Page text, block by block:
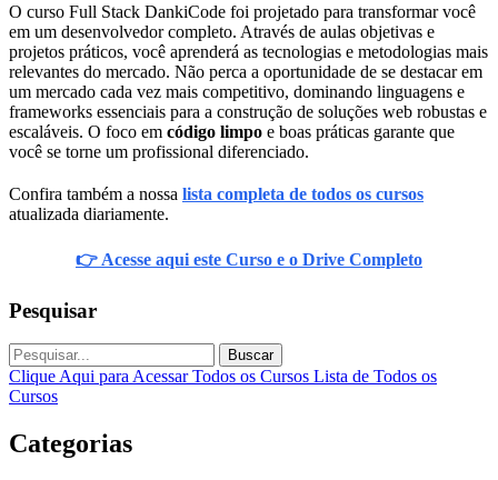
O curso Full Stack DankiCode foi projetado para transformar você
em um desenvolvedor completo. Através de aulas objetivas e
projetos práticos, você aprenderá as tecnologias e metodologias mais
relevantes do mercado. Não perca a oportunidade de se destacar em
um mercado cada vez mais competitivo, dominando linguagens e
frameworks essenciais para a construção de soluções web robustas e
escaláveis. O foco em código limpo e boas práticas garante que
você se torne um profissional diferenciado.
Confira também a nossa lista completa de todos os cursos
atualizada diariamente.
👉 Acesse aqui este Curso e o Drive Completo
Pesquisar
Buscar
Clique Aqui para Acessar Todos os Cursos Lista de Todos os
Cursos
Categorias